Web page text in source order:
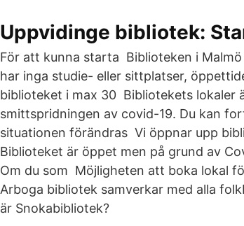
Uppvidinge bibliotek:
För att kunna starta Biblioteken i
har inga studie- eller sittplatser,
biblioteket i max 30 Bibliotekets lokaler
smittspridningen av covid-19. Du kan
situationen förändras Vi öppnar upp
Biblioteket är öppet men på grund av
Om du som Möjligheten att boka lokal
Arboga bibliotek samverkar med alla
är Snokabibliotek?